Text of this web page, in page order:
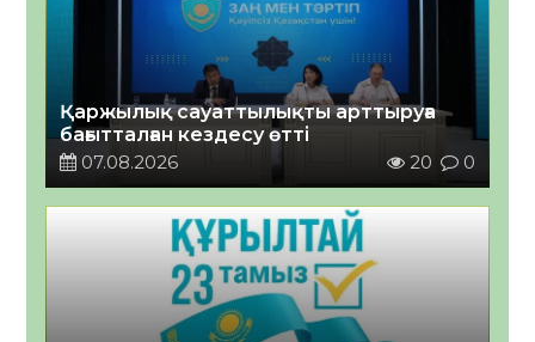
Қаржылық сауаттылықты арттыруға
бағытталған кездесу өтті
07.08.2026
20 0